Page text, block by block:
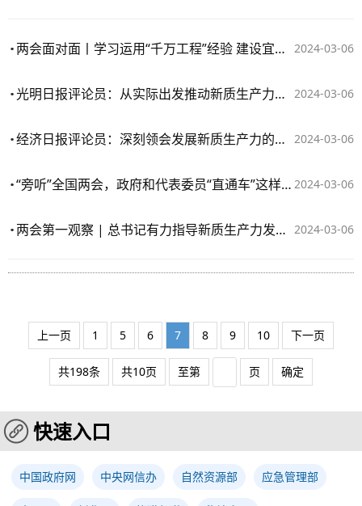
2024-03-06
两会面对面丨学习运用“千万工程”经验 建设宜居宜业和美乡村
2024-03-06
光明日报评论员：从实际出发推动新质生产力发展
2024-03-06
经济日报评论员：深刻领会发展新质生产力的方法论
2024-03-06
“旁听”全国两会，政府和代表委员“直通车”这样打造
2024-03-06
两会第一观察 | 总书记有力指导新质生产力发展实践
上一页 1 5 6 7 8 9 10 下一页
共198条 共10页 至第 页 确定
快速入口
中国政府网 中央网信办 自然资源部 应急管理部